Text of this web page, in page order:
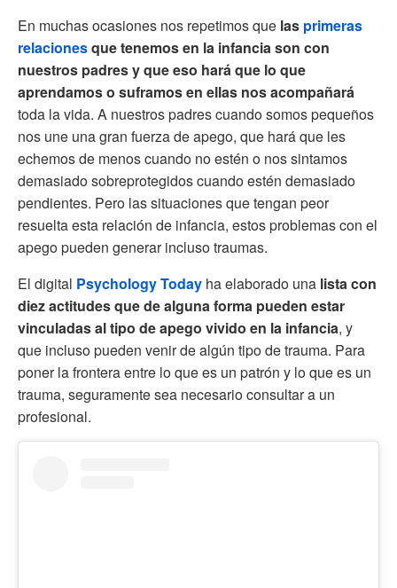
En muchas ocasiones nos repetimos que las primeras
relacionesque tenemos en la infancia son con
nuestros padres y que eso hará que lo que
aprendamos o suframos en ellas nos acompañará
toda la vida. A nuestros padres cuando somos pequeños
nos une una gran fuerza de apego, que hará que les
echemos de menos cuando no estén o nos sintamos
demasiado sobreprotegidos cuando estén demasiado
pendientes. Pero las situaciones que tengan peor
resuelta esta relación de infancia, estos problemas con el
apego pueden generar incluso traumas.
El digital Psychology Today ha elaborado una lista con
diez actitudes que de alguna forma pueden estar
vinculadas al tipo de apego vivido en la infancia, y
que incluso pueden venir de algún tipo de trauma. Para
poner la frontera entre lo que es un patrón y lo que es un
trauma, seguramente sea necesario consultar a un
profesional.